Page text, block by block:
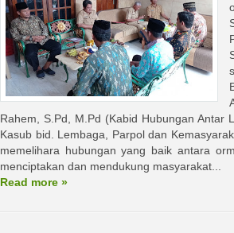
Rahem, S.Pd, M.Pd (Kabid Hubungan Antar
Kasub bid. Lembaga, Parpol dan
memelihara hubungan yang baik antara
menciptakan dan mendukung masyarakat...
Read more »